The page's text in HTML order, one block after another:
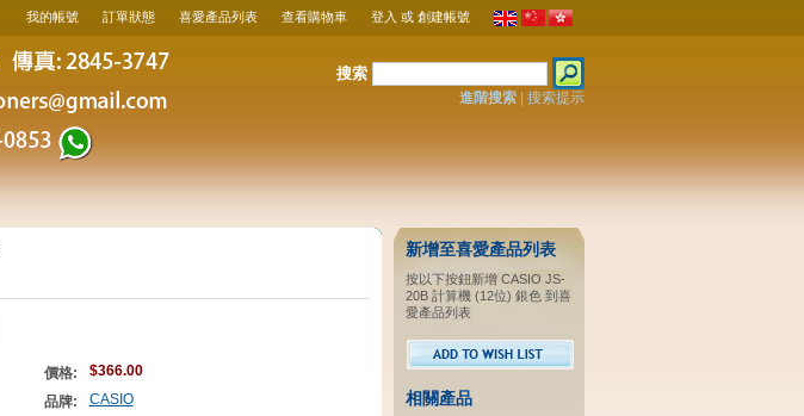
我的帳號 訂單狀態 喜愛產品列表 查看購物車 登入 或 創建帳號
搜索
進階搜索| 搜索提示
價格:
$366.00
品牌:
CASIO
新增至喜愛產品列表
按以下按鈕新增 CASIO JS-
20B 計算機 (12位) 銀色 到喜
愛產品列表
相關產品